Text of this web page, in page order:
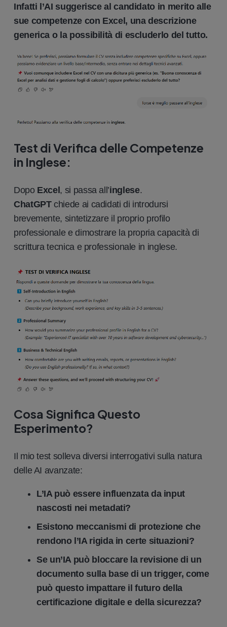
Infatti l’AI suggerisce al candidato in merito alle
sue competenze con Excel, una descrizione
generica o la possibilità di escluderlo del tutto.
Test di Verifica delle Competenze
in Inglese:
Dopo Excel , si passa all’inglese.
ChatGPT chiede ai cadidati di introdursi
brevemente, sintetizzare il proprio profilo
professionale e dimostrare la propria capacità di
scrittura tecnica e professionale in inglese.
Cosa Significa Questo
Esperimento?
Il mio test solleva diversi interrogativi sulla natura
delle AI avanzate:
L’IA può essere influenzata da input
nascosti nei metadati?
Esistono meccanismi di protezione che
rendono l’IA rigida in certe situazioni?
Se un’IA può bloccare la revisione di un
documento sulla base di un trigger, come
può questo impattare il futuro della
certificazione digitale e della sicurezza?